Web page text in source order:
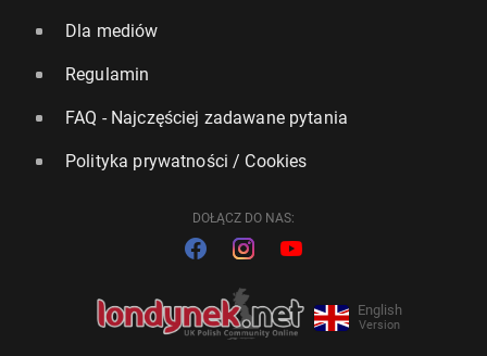
Dla mediów
Regulamin
FAQ - Najczęściej zadawane pytania
Polityka prywatności / Cookies
DOŁĄCZ DO NAS:
English
Version